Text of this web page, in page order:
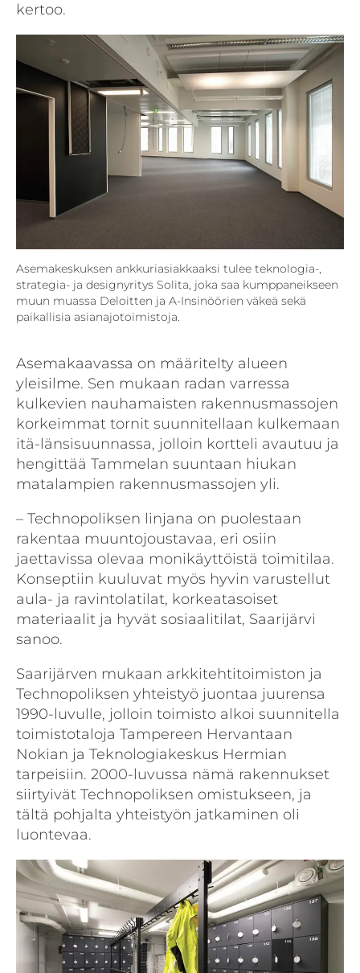
kertoo.
Asemakeskuksen ankkuriasiakkaaksi tulee teknologia-,
strategia- ja designyritys Solita, joka saa kumppaneikseen
muun muassa Deloitten ja A-Insinöörien väkeä sekä
paikallisia asianajotoimistoja.
Asemakaavassa on määritelty alueen
yleisilme. Sen mukaan radan varressa
kulkevien nauhamaisten rakennusmassojen
korkeimmat tornit suunnitellaan kulkemaan
itä-länsisuunnassa, jolloin kortteli avautuu ja
hengittää Tammelan suuntaan hiukan
matalampien rakennusmassojen yli.
– Technopoliksen linjana on puolestaan
rakentaa muuntojoustavaa, eri osiin
jaettavissa olevaa monikäyttöistä toimitilaa.
Konseptiin kuuluvat myös hyvin varustellut
aula- ja ravintolatilat, korkeatasoiset
materiaalit ja hyvät sosiaalitilat, Saarijärvi
sanoo.
Saarijärven mukaan arkkitehtitoimiston ja
Technopoliksen yhteistyö juontaa juurensa
1990-luvulle, jolloin toimisto alkoi suunnitella
toimistotaloja Tampereen Hervantaan
Nokian ja Teknologiakeskus Hermian
tarpeisiin. 2000-luvussa nämä rakennukset
siirtyivät Technopoliksen omistukseen, ja
tältä pohjalta yhteistyön jatkaminen oli
luontevaa.